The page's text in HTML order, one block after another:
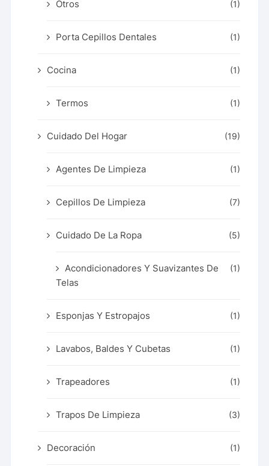
Otros (1)
Porta Cepillos Dentales (1)
Cocina (1)
Termos (1)
Cuidado Del Hogar (19)
Agentes De Limpieza (1)
Cepillos De Limpieza (7)
Cuidado De La Ropa (5)
Acondicionadores Y Suavizantes De
Telas
(1)
Esponjas Y Estropajos (1)
Lavabos, Baldes Y Cubetas (1)
Trapeadores (1)
Trapos De Limpieza (3)
Decoración (1)